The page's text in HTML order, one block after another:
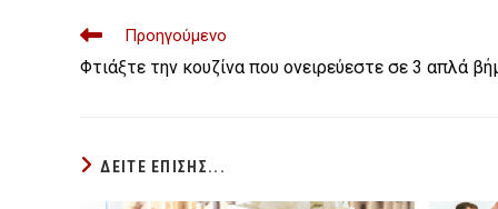
Read
articles
Προηγούμενο
Φτιάξτε την κουζίνα που ονειρεύεστε σε 3 απλά
ΔΕΙΤΕ ΕΠΙΣΗΣ...